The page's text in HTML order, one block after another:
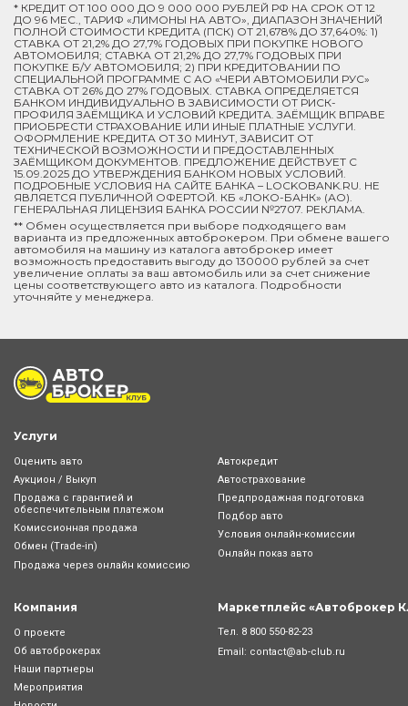
* КРЕДИТ ОТ 100 000 ДО 9 000 000 РУБЛЕЙ РФ НА СРОК ОТ 12
ДО 96 МЕС., ТАРИФ «ЛИМОНЫ НА АВТО», ДИАПАЗОН ЗНАЧЕНИЙ
ПОЛНОЙ СТОИМОСТИ КРЕДИТА (ПСК) ОТ 21,678% ДО 37,640%: 1)
СТАВКА ОТ 21,2% ДО 27,7% ГОДОВЫХ ПРИ ПОКУПКЕ НОВОГО
АВТОМОБИЛЯ; СТАВКА ОТ 21,2% ДО 27,7% ГОДОВЫХ ПРИ
ПОКУПКЕ Б/У АВТОМОБИЛЯ; 2) ПРИ КРЕДИТОВАНИИ ПО
СПЕЦИАЛЬНОЙ ПРОГРАММЕ C АО «ЧЕРИ АВТОМОБИЛИ РУС»
СТАВКА ОТ 26% ДО 27% ГОДОВЫХ. СТАВКА ОПРЕДЕЛЯЕТСЯ
БАНКОМ ИНДИВИДУАЛЬНО В ЗАВИСИМОСТИ ОТ РИСК-
ПРОФИЛЯ ЗАЁМЩИКА И УСЛОВИЙ КРЕДИТА. ЗАЁМЩИК ВПРАВЕ
ПРИОБРЕСТИ СТРАХОВАНИЕ ИЛИ ИНЫЕ ПЛАТНЫЕ УСЛУГИ.
ОФОРМЛЕНИЕ КРЕДИТА ОТ 30 МИНУТ, ЗАВИСИТ ОТ
ТЕХНИЧЕСКОЙ ВОЗМОЖНОСТИ И ПРЕДОСТАВЛЕННЫХ
ЗАЁМЩИКОМ ДОКУМЕНТОВ. ПРЕДЛОЖЕНИЕ ДЕЙСТВУЕТ С
15.09.2025 ДО УТВЕРЖДЕНИЯ БАНКОМ НОВЫХ УСЛОВИЙ.
ПОДРОБНЫЕ УСЛОВИЯ НА САЙТЕ БАНКА – LOCKOBANK.RU. НЕ
ЯВЛЯЕТСЯ ПУБЛИЧНОЙ ОФЕРТОЙ. КБ «ЛОКО-БАНК» (АО).
ГЕНЕРАЛЬНАЯ ЛИЦЕНЗИЯ БАНКА РОССИИ №2707. РЕКЛАМА.
** Обмен осуществляется при выборе подходящего вам
варианта из предложенных автоброкером. При обмене вашего
автомобиля на машину из каталога автоброкер имеет
возможность предоставить выгоду до 130000 рублей за счет
увеличение оплаты за ваш автомобиль или за счет снижение
цены соответствующего авто из каталога. Подробности
уточняйте у менеджера.
Услуги
Оценить авто
Аукцион / Выкуп
Продажа с гарантией и
обеспечительным платежом
Комиссионная продажа
Обмен (Trade-in)
Продажа через онлайн комиссию
Автокредит
Автострахование
Предпродажная подготовка
Подбор авто
Условия онлайн-комиcсии
Онлайн показ авто
Компания
О проекте
Об автоброкерах
Наши партнеры
Мероприятия
Маркетплейс «Автоброкер
Тел. 8 800 550-82-23
Email: contact@ab-club.ru